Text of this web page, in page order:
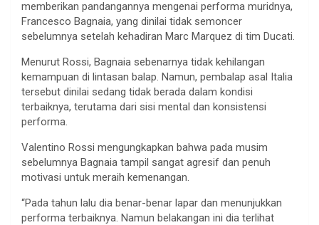
memberikan pandangannya mengenai performa muridnya,
Francesco Bagnaia, yang dinilai tidak semoncer
sebelumnya setelah kehadiran Marc Marquez di tim Ducati.
Menurut Rossi, Bagnaia sebenarnya tidak kehilangan
kemampuan di lintasan balap. Namun, pembalap asal Italia
tersebut dinilai sedang tidak berada dalam kondisi
terbaiknya, terutama dari sisi mental dan konsistensi
performa.
Valentino Rossi mengungkapkan bahwa pada musim
sebelumnya Bagnaia tampil sangat agresif dan penuh
motivasi untuk meraih kemenangan.
“Pada tahun lalu dia benar-benar lapar dan menunjukkan
performa terbaiknya. Namun belakangan ini dia terlihat